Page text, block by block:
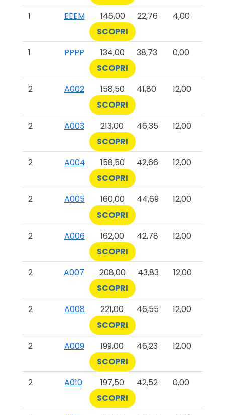
1
EEEM 146,00 22,76
4,00
SCOPRI
1
PPPP 134,00 38,73
0,00
SCOPRI
2
A002 158,50 41,80
12,00
SCOPRI
2
A003 213,00 46,35
12,00
SCOPRI
2
A004 158,50 42,66
12,00
SCOPRI
2
A005 160,00 44,69
12,00
SCOPRI
2
A006 162,00 42,78
12,00
SCOPRI
2
A007 208,00 43,83
12,00
SCOPRI
2
A008 221,00 46,55
12,00
SCOPRI
2
A009 199,00 46,23
12,00
SCOPRI
2
A010 197,50 42,52
0,00
SCOPRI